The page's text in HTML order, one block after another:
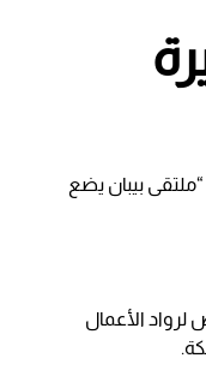
بيبان يضع
الأعمال